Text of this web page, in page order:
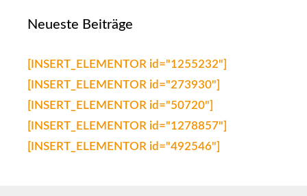
Neueste Beiträge
[INSERT_ELEMENTOR id="1255232"]
[INSERT_ELEMENTOR id="273930"]
[INSERT_ELEMENTOR id="50720"]
[INSERT_ELEMENTOR id="1278857"]
[INSERT_ELEMENTOR id="492546"]